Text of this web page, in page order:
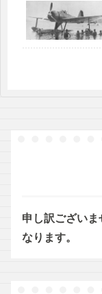
申し訳ござい
なります。